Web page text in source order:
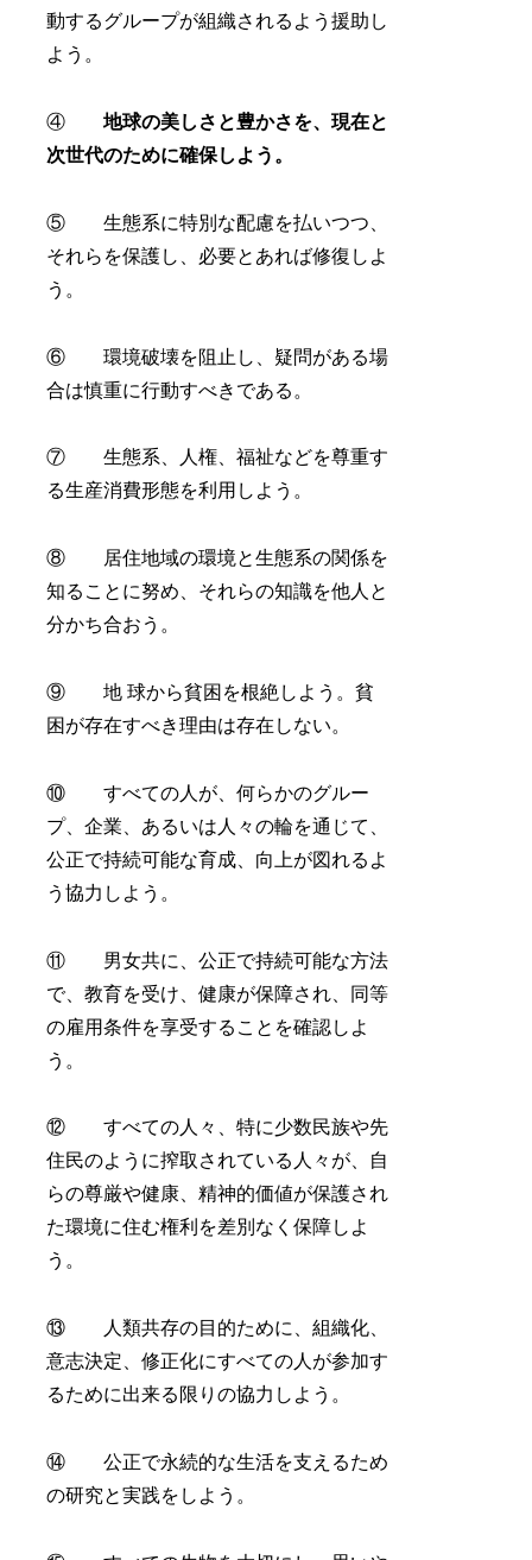
動するグループが組織されるよう援助し
よう。
④地球の美しさと豊かさを、現在と
次世代のために確保しよう。
⑤ 生態系に特別な配慮を払いつつ、
それらを保護し、必要とあれば修復しよ
う。
⑥ 環境破壊を阻止し、疑問がある場
合は慎重に行動すべきである。
⑦ 生態系、人権、福祉などを尊重す
る生産消費形態を利用しよう。
⑧ 居住地域の環境と生態系の関係を
知ることに努め、それらの知識を他人と
分かち合おう。
⑨ 地 球から貧困を根絶しよう。貧
困が存在すべき理由は存在しない。
⑩ すべての人が、何らかのグルー
プ、企業、あるいは人々の輪を通じて、
公正で持続可能な育成、向上が図れるよ
う協力しよう。
⑪ 男女共に、公正で持続可能な方法
で、教育を受け、健康が保障され、同等
の雇用条件を享受することを確認しよ
う。
⑫ すべての人々、特に少数民族や先
住民のように搾取されている人々が、自
らの尊厳や健康、精神的価値が保護され
た環境に住む権利を差別なく保障しよ
う。
⑬ 人類共存の目的ために、組織化、
意志決定、修正化にすべての人が参加す
るために出来る限りの協力しよう。
⑭ 公正で永続的な生活を支えるため
の研究と実践をしよう。